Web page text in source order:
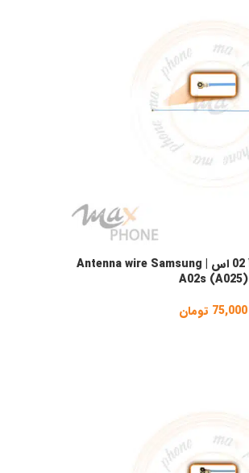
سیم آنتن سامسونگ آ 02 اس | Antenna wire Samsung
A02s (A025)
75,000 تومان